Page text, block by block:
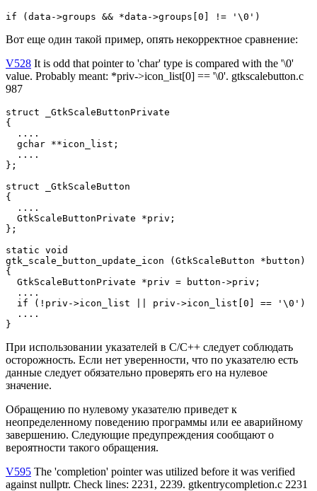
if (data->groups && *data->groups[0] != '\0')
Вот еще один такой пример, опять некорректное сравнение:
V528 It is odd that pointer to 'char' type is compared with the '\0'
value. Probably meant: *priv->icon_list[0] == '\0'. gtkscalebutton.c
987
struct _GtkScaleButtonPrivate
{
  ....
  gchar **icon_list;
  ....
};
struct _GtkScaleButton
{
  ....
  GtkScaleButtonPrivate *priv;
};
static void
gtk_scale_button_update_icon (GtkScaleButton *button)
{
  GtkScaleButtonPrivate *priv = button->priv;
  ....
  if (!priv->icon_list || priv->icon_list[0] == '\0')
  ....
}
При использовании указателей в C/C++ следует соблюдать
осторожность. Если нет уверенности, что по указателю есть
данные следует обязательно проверять его на нулевое
значение.
Обращению по нулевому указателю приведет к
неопределенному поведению программы или ее аварийному
завершению. Следующие предупреждения сообщают о
вероятности такого обращения.
V595 The 'completion' pointer was utilized before it was verified
against nullptr. Check lines: 2231, 2239. gtkentrycompletion.c 2231